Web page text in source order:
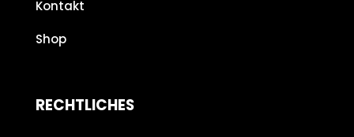
Kontakt
Shop
RECHTLICHES